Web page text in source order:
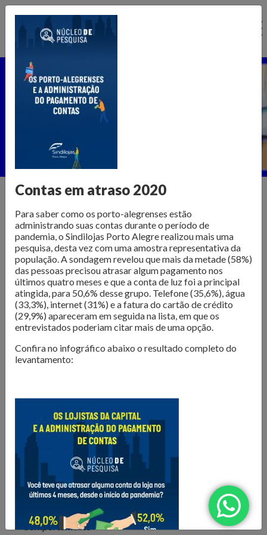
Ir
Núcleo de Pesquisa
Informações para transformar o
varejo
O Núcleo de Pesquisa do Sindilojas Porto Alegre realiza
levantamentos sobre as questões mais importantes para o
varejo da Capital. Dados deintenção de compra,
resultado de vendas e comportamento do consumidor
são divulgados para que os lojistas possam organizar seus
negócios da melhor forma. Além disso, são produzidos
books com tendências e análises do mercado
Confira as publicações!
Todos
Comportamento
Contas em atraso 2020
Para saber como os porto-alegrenses estão
administrando suas contas durante o período de
pandemia, o Sindilojas Porto Alegre realizou mais uma
pesquisa, desta vez com uma amostra representativa da
população. A sondagem revelou que mais da metade (58%)
das pessoas precisou atrasar algum pagamento nos
últimos quatro meses e que a conta de luz foi a principal
atingida, para 50,6% desse grupo. Telefone (35,6%), água
(33,3%), internet (31%) e a fatura do cartão de crédito
(29,9%) apareceram em seguida na lista, em que os
entrevistados poderiam citar mais de uma opção.
Confira no infográfico abaixo o resultado completo do
levantamento: